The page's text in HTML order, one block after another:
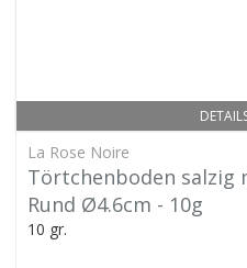
La Rose Noire
Törtchenboden salzig
Rund Ø4.6cm - 10g
10 gr.